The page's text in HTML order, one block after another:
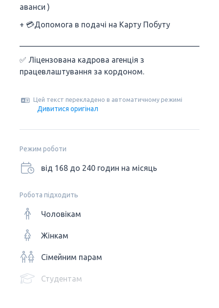
аванси )
+ 💳Допомога в подачі на Карту Побуту
✅ Ліцензована кадрова агенція з
працевлаштування за кордоном.
Цей текст перекладено в автоматичному режимі
Дивитися оригінал
Режим роботи
від 168 до 240 годин на місяць
Робота підходить
Чоловікам
Жінкам
Сімейним парам
Студентам